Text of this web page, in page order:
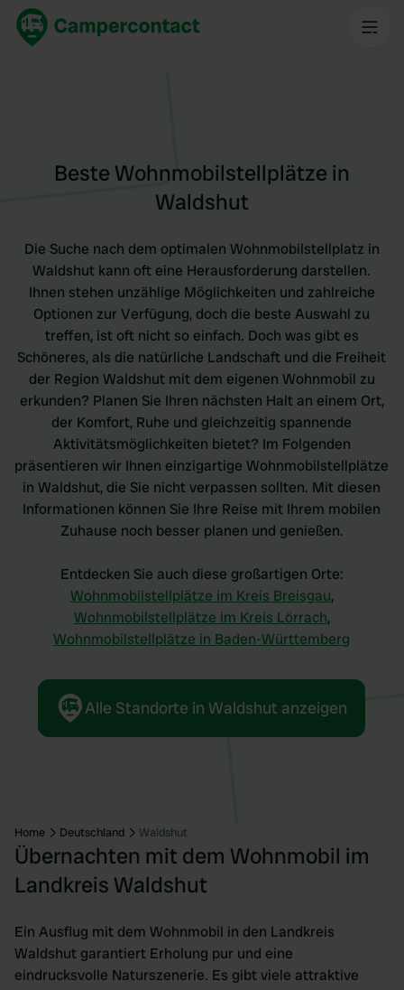
Beste Wohnmobilstellplätze in
Waldshut
Die Suche nach dem optimalen Wohnmobilstellplatz in
Waldshut kann oft eine Herausforderung darstellen.
Ihnen stehen unzählige Möglichkeiten und zahlreiche
Optionen zur Verfügung, doch die beste Auswahl zu
treffen, ist oft nicht so einfach. Doch was gibt es
Schöneres, als die natürliche Landschaft und die Freiheit
der Region Waldshut mit dem eigenen Wohnmobil zu
erkunden? Planen Sie Ihren nächsten Halt an einem Ort,
der Komfort, Ruhe und gleichzeitig spannende
Aktivitätsmöglichkeiten bietet? Im Folgenden
präsentieren wir Ihnen einzigartige Wohnmobilstellplätze
in Waldshut, die Sie nicht verpassen sollten. Mit diesen
Informationen können Sie Ihre Reise mit Ihrem mobilen
Zuhause noch besser planen und genießen.
Entdecken Sie auch diese großartigen Orte:
Wohnmobilstellplätze im Kreis Breisgau,
Wohnmobilstellplätze im Kreis Lörrach,
Wohnmobilstellplätze in Baden-Württemberg
Alle Standorte in Waldshut anzeigen
Home Deutschland Waldshut
Übernachten mit dem Wohnmobil im
Landkreis Waldshut
Ein Ausflug mit dem Wohnmobil in den Landkreis
Waldshut garantiert Erholung pur und eine
eindrucksvolle Naturszenerie. Es gibt viele attraktive